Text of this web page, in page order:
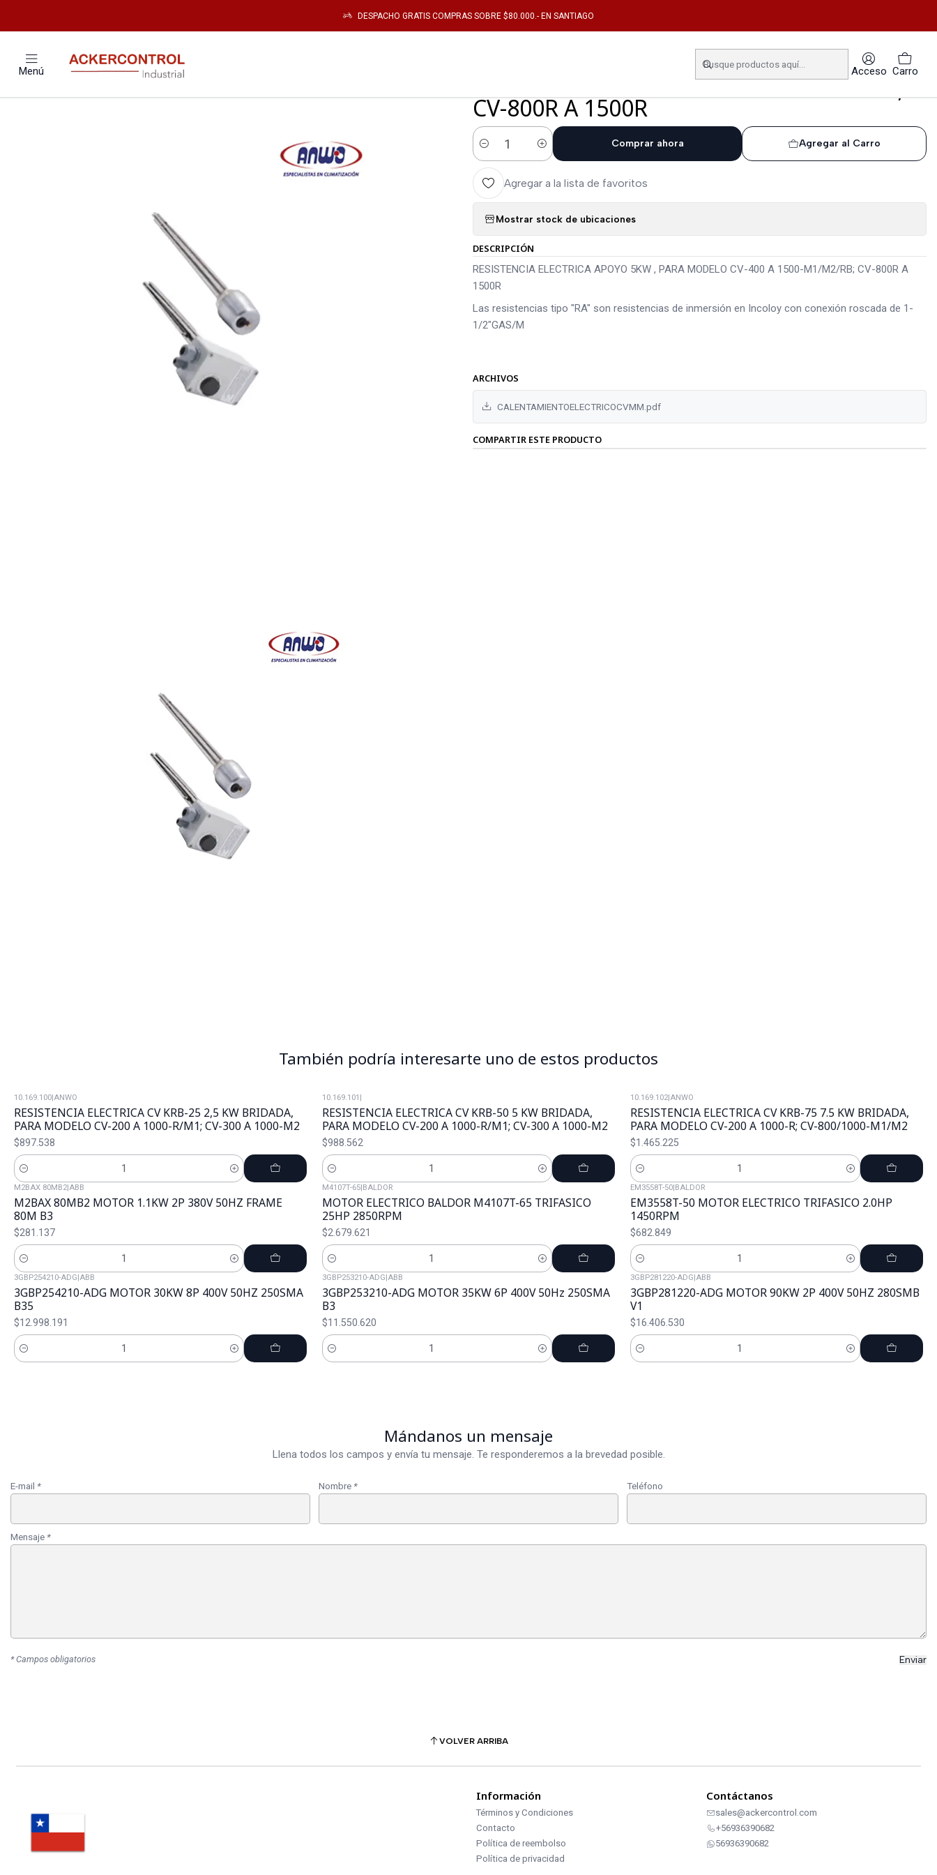
Menú Acceso Carro
DESPACHO GRATIS COMPRAS SOBRE $80.000.- EN SANTIAGO
CALEFACTOR RESISTENCIA ELECTRICA APOYO 5KW , PARA MODELO CV-400 A 1500-M1/M2/RB; CV-800R A 1500R
RESISTENCIA ELECTRICA APOYO 5KW ,
PARA MODELO CV-400 A 1500-M1/M2/RB;
CV-800R A 1500R
Cantidad
Agregar al Carro
Comprar ahora
Agregar a la lista de favoritos
Mostrar stock de ubicaciones
DESCRIPCIÓN
RESISTENCIA ELECTRICA APOYO 5KW , PARA MODELO CV-400 A 1500-M1/M2/RB; CV-800R A
1500R
Las resistencias tipo "RA" son resistencias de inmersión en Incoloy con conexión roscada de 1-
1/2"GAS/M
ARCHIVOS
CALENTAMIENTOELECTRICOCVMM.pdf
COMPARTIR ESTE PRODUCTO
También podría interesarte uno de estos productos
10.169.100|ANWO
RESISTENCIA ELECTRICA CV KRB-25 2,5 KW BRIDADA,
PARA MODELO CV-200 A 1000-R/M1; CV-300 A 1000-M2
$897.538
Cantidad
10.169.101 |
RESISTENCIA ELECTRICA CV KRB-50 5 KW BRIDADA,
PARA MODELO CV-200 A 1000-R/M1; CV-300 A 1000-M2
$988.562
Cantidad
10.169.102|ANWO
RESISTENCIA ELECTRICA CV KRB-75 7.5 KW BRIDADA,
PARA MODELO CV-200 A 1000-R; CV-800/1000-M1/M2
$1.465.225
Cantidad
M2BAX 80MB2|ABB
M2BAX 80MB2 MOTOR 1.1KW 2P 380V 50HZ FRAME
80M B3
$281.137
Cantidad
M4107T-65|BALDOR
MOTOR ELECTRICO BALDOR M4107T-65 TRIFASICO
25HP 2850RPM
$2.679.621
Cantidad
EM3558T-50|BALDOR
EM3558T-50 MOTOR ELECTRICO TRIFASICO 2.0HP
1450RPM
$682.849
Cantidad
3GBP254210-ADG|ABB
3GBP254210-ADG MOTOR 30KW 8P 400V 50HZ 250SMA
B35
$12.998.191
Cantidad
3GBP253210-ADG|ABB
3GBP253210-ADG MOTOR 35KW 6P 400V 50Hz 250SMA
B3
$11.550.620
Cantidad
3GBP281220-ADG|ABB
3GBP281220-ADG MOTOR 90KW 2P 400V 50HZ 280SMB
V1
$16.406.530
Cantidad
Mándanos un mensaje
Llena todos los campos y envía tu mensaje. Te responderemos a la brevedad posible.
E-mail * Nombre * Teléfono
Mensaje *
* Campos obligatorios
VOLVER ARRIBA
Información
Términos y Condiciones
Contacto
Política de reembolso
Política de privacidad
Contáctanos
sales@ackercontrol.com
+56936390682
56936390682